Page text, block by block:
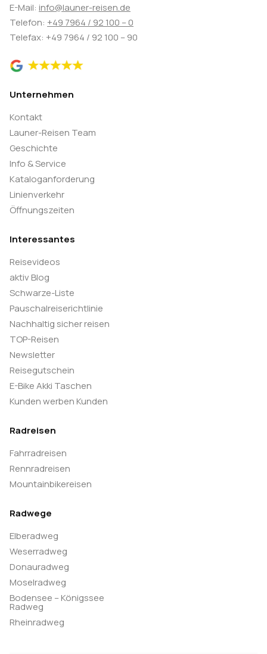
E-Mail: info@launer-reisen.de
Telefon: +49 7964 / 92 100 – 0
Telefax: +49 7964 / 92 100 – 90
Unternehmen
Kontakt
Launer-Reisen Team
Geschichte
Info & Service
Kataloganforderung
Linienverkehr
Öffnungszeiten
Interessantes
Reisevideos
aktiv Blog
Schwarze-Liste
Pauschalreiserichtlinie
Nachhaltig sicher reisen
TOP-Reisen
Newsletter
Reisegutschein
E-Bike Akki Taschen
Kunden werben Kunden
Radreisen
Fahrradreisen
Rennradreisen
Mountainbikereisen
Radwege
Elberadweg
Weserradweg
Donauradweg
Moselradweg
Bodensee – Königssee
Radweg
Rheinradweg